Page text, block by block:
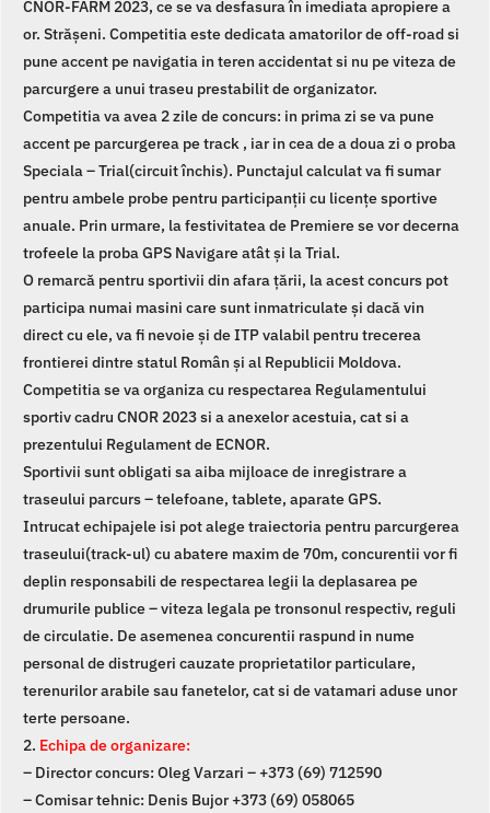
CNOR-FARM 2023, ce se va desfasura în imediata apropiere a
or. Strășeni. Competitia este dedicata amatorilor de off-road si
pune accent pe navigatia in teren accidentat si nu pe viteza de
parcurgere a unui traseu prestabilit de organizator.
Competitia va avea 2 zile de concurs: in prima zi se va pune
accent pe parcurgerea pe track , iar in cea de a doua zi o proba
Speciala – Trial(circuit închis). Punctajul calculat va fi sumar
pentru ambele probe pentru participanții cu licențe sportive
anuale. Prin urmare, la festivitatea de Premiere se vor decerna
trofeele la proba GPS Navigare atât și la Trial.
O remarcă pentru sportivii din afara țării, la acest concurs pot
participa numai masini care sunt inmatriculate și dacă vin
direct cu ele, va fi nevoie și de ITP valabil pentru trecerea
frontierei dintre statul Român și al Republicii Moldova.
Competitia se va organiza cu respectarea Regulamentului
sportiv cadru CNOR 2023 si a anexelor acestuia, cat si a
prezentului Regulament de ECNOR.
Sportivii sunt obligati sa aiba mijloace de inregistrare a
traseului parcurs – telefoane, tablete, aparate GPS.
Intrucat echipajele isi pot alege traiectoria pentru parcurgerea
traseului(track-ul) cu abatere maxim de 70m, concurentii vor fi
deplin responsabili de respectarea legii la deplasarea pe
drumurile publice – viteza legala pe tronsonul respectiv, reguli
de circulatie. De asemenea concurentii raspund in nume
personal de distrugeri cauzate proprietatilor particulare,
terenurilor arabile sau fanetelor, cat si de vatamari aduse unor
terte persoane.
2. Echipa de organizare:
– Director concurs: Oleg Varzari – +373 (69) 712590
– Comisar tehnic: Denis Bujor +373 (69) 058065